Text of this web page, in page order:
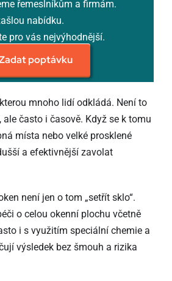
řemeslníkům a firmám.
nabídku.
pro vás nejvýhodnější.
poptávku
mnoho lidí odkládá. Není to
ale často i časově. Když se k tomu
místa nebo velké prosklené
a efektivnější zavolat
není jen o tom „setřít sklo“.
o celou okenní plochu včetně
i s využitím speciální chemie a
výsledek bez šmouh a rizika